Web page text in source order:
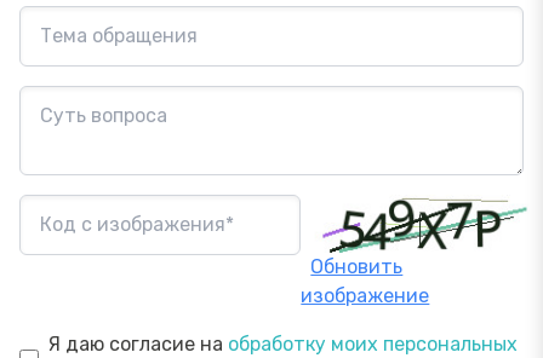
Обновить
изображение
Я даю согласие на обработку моих персональных